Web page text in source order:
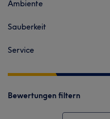
Ambiente
Sauberkeit
Service
Bewertungen filtern